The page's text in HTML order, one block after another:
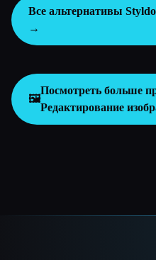
Все альтернативы
→
🖼️
Посмотреть больше
Редактирование